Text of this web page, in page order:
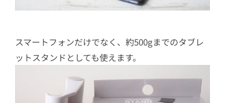
スマートフォンだけでなく、約500gまでのタブレ
ットスタンドとしても使えます。